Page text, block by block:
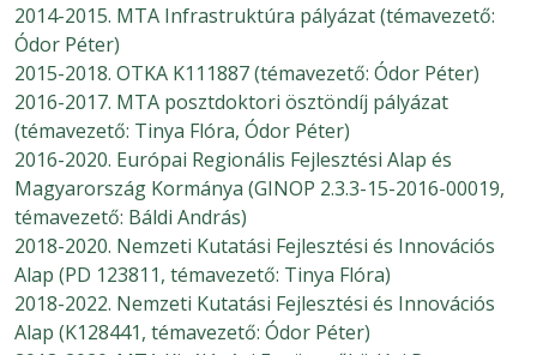
2014-2015. MTA Infrastruktúra pályázat (témavezető:
Ódor Péter)
2015-2018. OTKA K111887 (témavezető: Ódor Péter)
2016-2017. MTA posztdoktori ösztöndíj pályázat
(témavezető: Tinya Flóra, Ódor Péter)
2016-2020. Európai Regionális Fejlesztési Alap és
Magyarország Kormánya (GINOP 2.3.3-15-2016-00019,
témavezető: Báldi András)
2018-2020. Nemzeti Kutatási Fejlesztési és Innovációs
Alap (PD 123811, témavezető: Tinya Flóra)
2018-2022. Nemzeti Kutatási Fejlesztési és Innovációs
Alap (K128441, témavezető: Ódor Péter)